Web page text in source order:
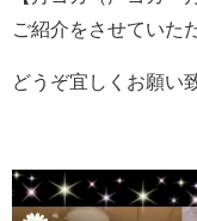
ご紹介をさせていた
どうぞ宜しくお願い